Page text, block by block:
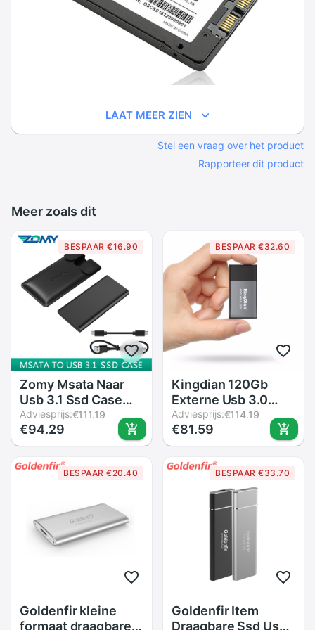
LAAT MEER ZIEN
Stel een vraag over het product
Rapporteer dit product
Meer zoals dit
BESPAAR €16.90
Zomy Msata Naar
Usb 3.1 Ssd Case
Draagbare
Aluminium 3*3/3*5
10Gbps Zwart
Externe Hdd
Behuizing mobiele
HD6012
Adviesprijs:€111.19
€94.29
BESPAAR €32.60
Kingdian 120Gb
Externe Usb 3.0
Draagbare Solid
State Disk Voor
Laptop
Adviesprijs:€114.19
€81.59
BESPAAR €20.40
Goldenfir kleine
formaat draagbare
BESPAAR €33.70
Goldenfir Item
Draagbare Ssd Usb